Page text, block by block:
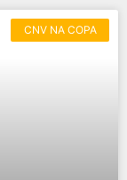
CNV NA COPA